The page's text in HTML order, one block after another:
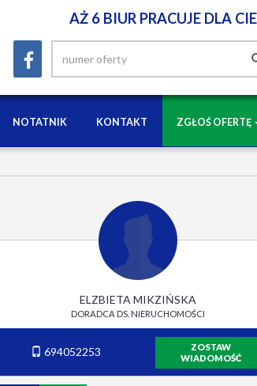
AŻ 6 BIUR PRACUJE DLA
NOTATNIK KONTAKT ZGŁOŚ OFERTĘ
ELZBIETA MIKZIŃSKA
DORADCA DS. NIERUCHOMOŚCI
694052253
ZOSTAW
WIADOMOŚĆ